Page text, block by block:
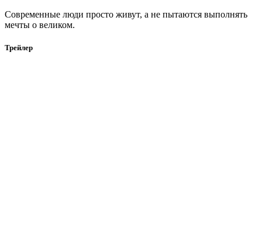
Современные люди просто живут, а не пытаются выполнять
мечты о великом.
Трейлер